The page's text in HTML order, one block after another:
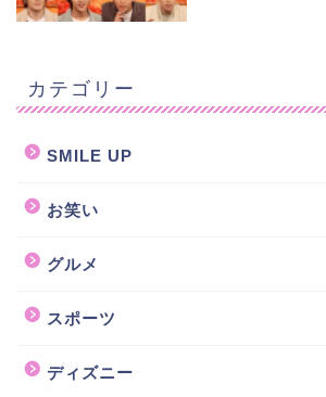
カテゴリー
SMILE UP
お笑い
グルメ
スポーツ
ディズニー